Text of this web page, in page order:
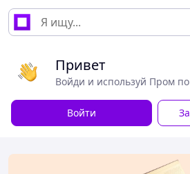
Привет
Войди и используй Пром
Войти